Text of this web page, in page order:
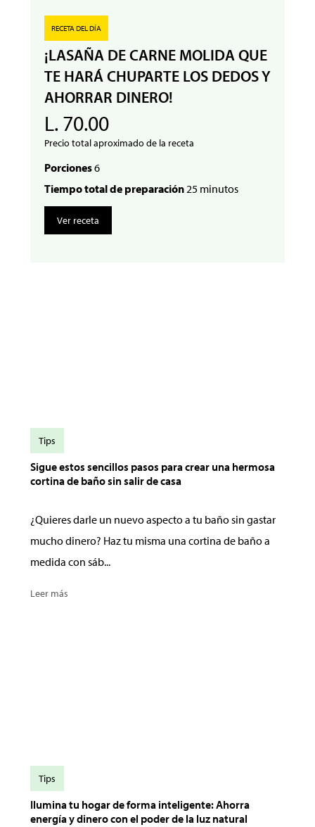
RECETA DEL DÍA
¡LASAÑA DE CARNE MOLIDA QUE
TE HARÁ CHUPARTE LOS DEDOS Y
AHORRAR DINERO!
L. 70.00
Precio total aproximado de la receta
Porciones6
Tiempo total de preparación25 minutos
Ver receta
Sigue estos sencillos pasos para crear una hermosa
cortina de baño sin salir de casa
¿Quieres darle un nuevo aspecto a tu baño sin gastar
mucho dinero? Haz tu misma una cortina de baño a
medida con sáb...
Leer más
Tips
Ilumina tu hogar de forma inteligente: Ahorra
energía y dinero con el poder de la luz natural
Tips